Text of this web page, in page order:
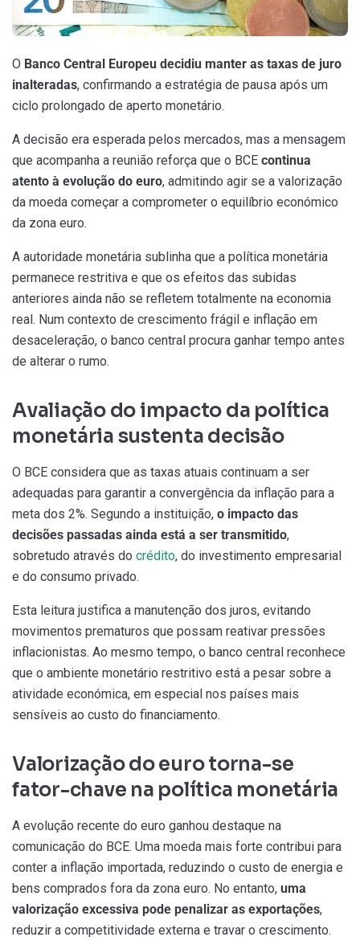
O Banco Central Europeu decidiu manter as taxas de juro
inalteradas, confirmando a estratégia de pausa após um
ciclo prolongado de aperto monetário.
A decisão era esperada pelos mercados, mas a mensagem
que acompanha a reunião reforça que o BCE continua
atento à evolução do euro, admitindo agir se a valorização
da moeda começar a comprometer o equilíbrio económico
da zona euro.
A autoridade monetária sublinha que a política monetária
permanece restritiva e que os efeitos das subidas
anteriores ainda não se refletem totalmente na economia
real. Num contexto de crescimento frágil e inflação em
desaceleração, o banco central procura ganhar tempo antes
de alterar o rumo.
Avaliação do impacto da política
monetária sustenta decisão
O BCE considera que as taxas atuais continuam a ser
adequadas para garantir a convergência da inflação para a
meta dos 2%. Segundo a instituição, o impacto das
decisões passadas ainda está a ser transmitido,
sobretudo através do crédito, do investimento empresarial
e do consumo privado.
Esta leitura justifica a manutenção dos juros, evitando
movimentos prematuros que possam reativar pressões
inflacionistas. Ao mesmo tempo, o banco central reconhece
que o ambiente monetário restritivo está a pesar sobre a
atividade económica, em especial nos países mais
sensíveis ao custo do financiamento.
Valorização do euro torna-se
fator-chave na política monetária
A evolução recente do euro ganhou destaque na
comunicação do BCE. Uma moeda mais forte contribui para
conter a inflação importada, reduzindo o custo de energia e
bens comprados fora da zona euro. No entanto, uma
valorização excessiva pode penalizar as exportações,
reduzir a competitividade externa e travar o crescimento.